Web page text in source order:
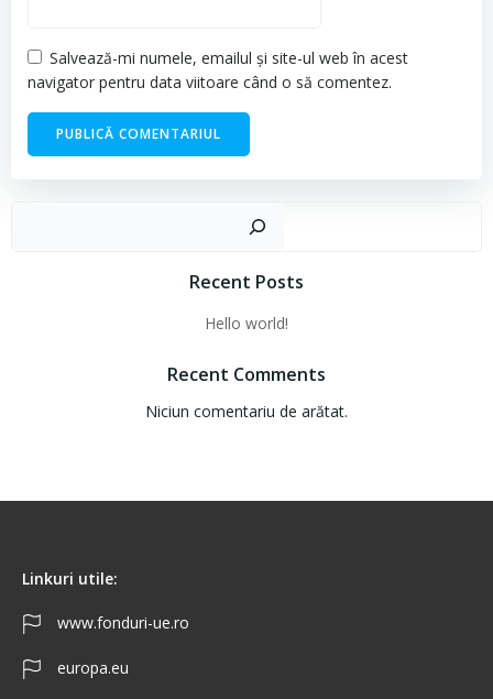
Salvează-mi numele, emailul și site-ul web în acest
navigator pentru data viitoare când o să comentez.
Recent Posts
Hello world!
Recent Comments
Niciun comentariu de arătat.
Linkuri utile:
www.fonduri-ue.ro
europa.eu